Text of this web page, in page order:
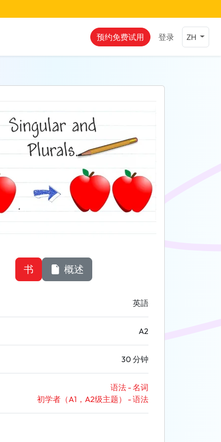
预约免费试用 登录 ZH
书 概述
英語
A2
30 分钟
语法 - 名词
初学者（A1，A2级主题） - 语法